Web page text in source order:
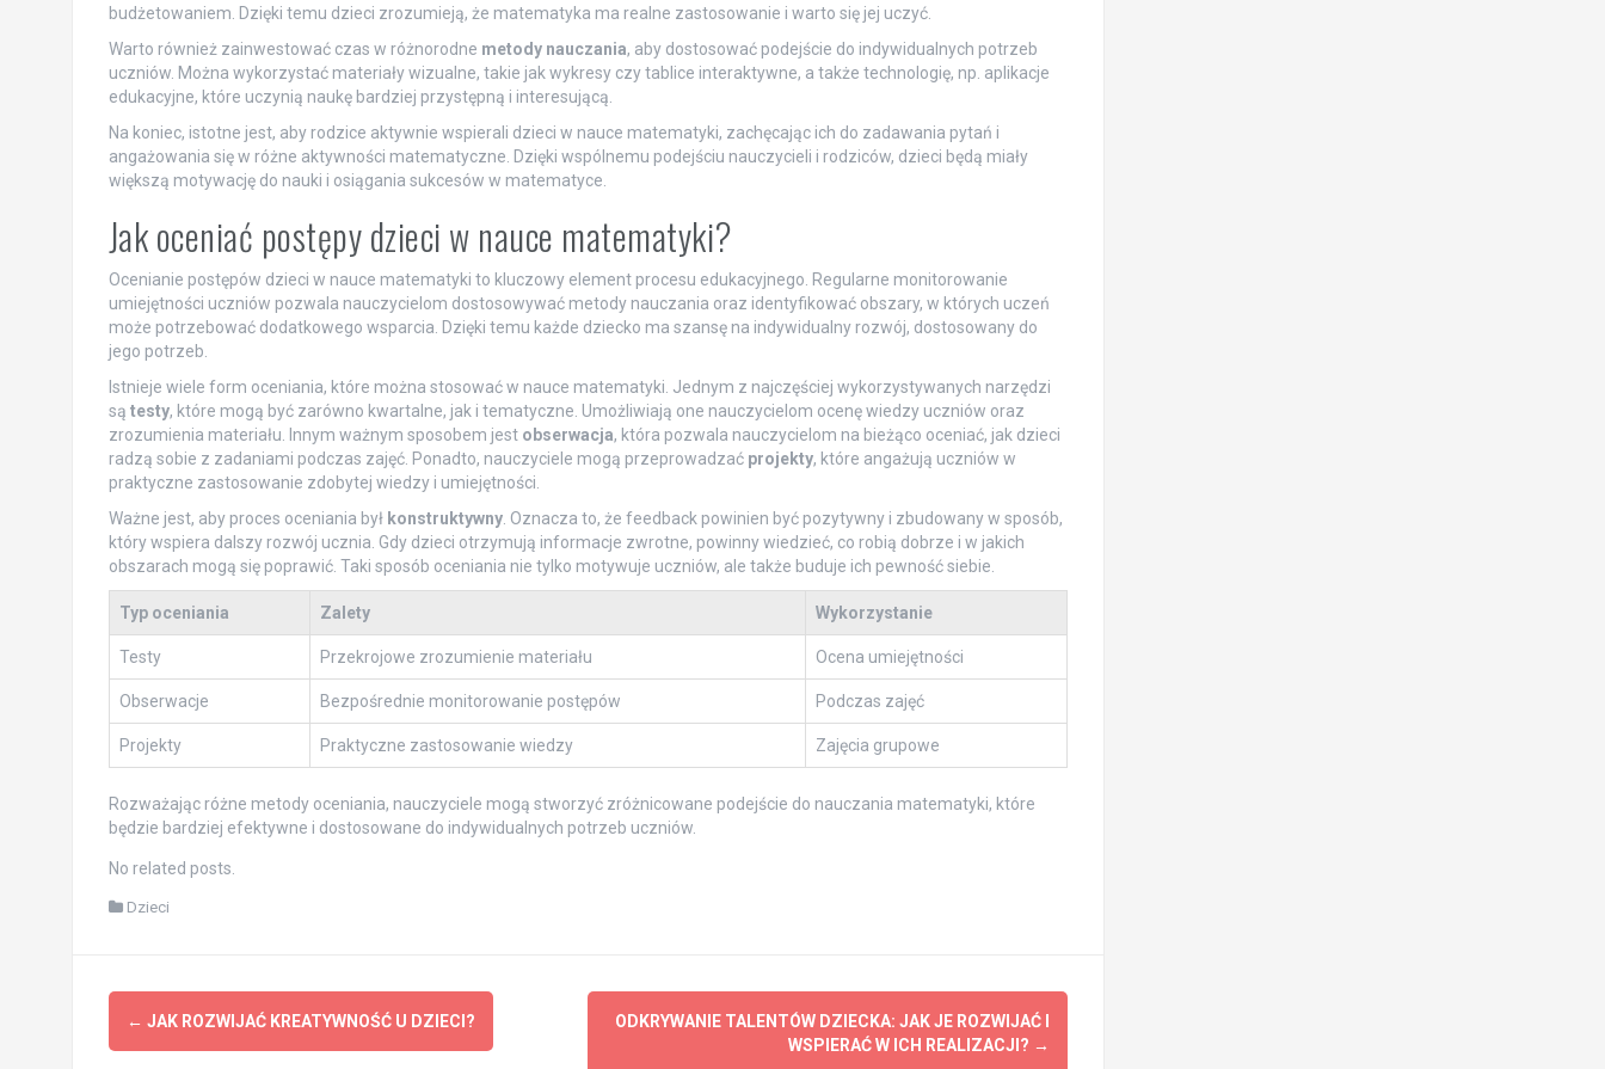
budżetowaniem. Dzięki temu dzieci zrozumieją, że matematyka ma realne zastosowanie i warto się jej uczyć.
Warto również zainwestować czas w różnorodne metody nauczania, aby dostosować podejście do indywidualnych potrzeb
uczniów. Można wykorzystać materiały wizualne, takie jak wykresy czy tablice interaktywne, a także technologię, np. aplikacje
edukacyjne, które uczynią naukę bardziej przystępną i interesującą.
Na koniec, istotne jest, aby rodzice aktywnie wspierali dzieci w nauce matematyki, zachęcając ich do zadawania pytań i
angażowania się w różne aktywności matematyczne. Dzięki wspólnemu podejściu nauczycieli i rodziców, dzieci będą miały
większą motywację do nauki i osiągania sukcesów w matematyce.
Jak oceniać postępy dzieci w nauce matematyki?
Ocenianie postępów dzieci w nauce matematyki to kluczowy element procesu edukacyjnego. Regularne monitorowanie
umiejętności uczniów pozwala nauczycielom dostosowywać metody nauczania oraz identyfikować obszary, w których uczeń
może potrzebować dodatkowego wsparcia. Dzięki temu każde dziecko ma szansę na indywidualny rozwój, dostosowany do
jego potrzeb.
Istnieje wiele form oceniania, które można stosować w nauce matematyki. Jednym z najczęściej wykorzystywanych narzędzi
są testy, które mogą być zarówno kwartalne, jak i tematyczne. Umożliwiają one nauczycielom ocenę wiedzy uczniów oraz
zrozumienia materiału. Innym ważnym sposobem jest obserwacja, która pozwala nauczycielom na bieżąco oceniać, jak dzieci
radzą sobie z zadaniami podczas zajęć. Ponadto, nauczyciele mogą przeprowadzać projekty, które angażują uczniów w
praktyczne zastosowanie zdobytej wiedzy i umiejętności.
Ważne jest, aby proces oceniania był konstruktywny. Oznacza to, że feedback powinien być pozytywny i zbudowany w sposób,
który wspiera dalszy rozwój ucznia. Gdy dzieci otrzymują informacje zwrotne, powinny wiedzieć, co robią dobrze i w jakich
obszarach mogą się poprawić. Taki sposób oceniania nie tylko motywuje uczniów, ale także buduje ich pewność siebie.
Typ oceniania Zalety Wykorzystanie
Testy Przekrojowe zrozumienie materiału Ocena umiejętności
Obserwacje Bezpośrednie monitorowanie postępów Podczas zajęć
Projekty Praktyczne zastosowanie wiedzy Zajęcia grupowe
Rozważając różne metody oceniania, nauczyciele mogą stworzyć zróżnicowane podejście do nauczania matematyki, które
będzie bardziej efektywne i dostosowane do indywidualnych potrzeb uczniów.
No related posts.
Dzieci
Post
← JAK ROZWIJAĆ KREATYWNOŚĆ U DZIECI?
ODKRYWANIE TALENTÓW DZIECKA: JAK JE ROZWIJAĆ I
WSPIERAĆ W ICH REALIZACJI? →